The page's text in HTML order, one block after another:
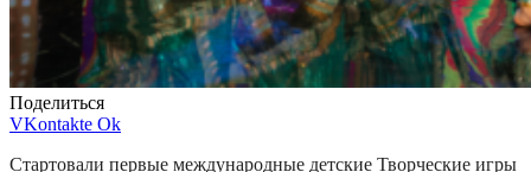
Поделиться
VKontakte Ok
Стартовали первые международные детские Творческие игры